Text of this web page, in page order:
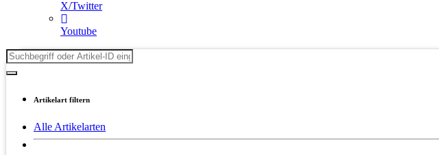
X/Twitter
Youtube
Artikelart filtern
Alle Artikelarten